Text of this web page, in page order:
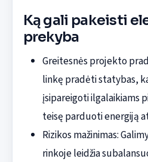
Ką gali pakeisti
prekyba
Greitesnės projekto
linkę pradėti statybas,
įsipareigoti ilgalaikiams
teisę parduoti energiją
Rizikos mažinimas:
rinkoje leidžia